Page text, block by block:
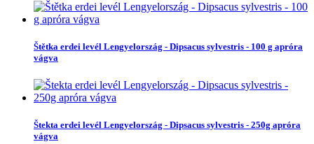
Štětka erdei levél Lengyelország - Dipsacus sylvestris - 100 g apróra
vágva
Štekta erdei levél Lengyelország - Dipsacus sylvestris - 250g apróra
vágva